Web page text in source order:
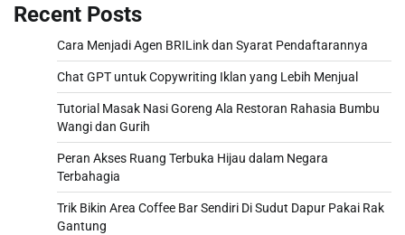
Recent Posts
Cara Menjadi Agen BRILink dan Syarat Pendaftarannya
Chat GPT untuk Copywriting Iklan yang Lebih Menjual
Tutorial Masak Nasi Goreng Ala Restoran Rahasia Bumbu
Wangi dan Gurih
Peran Akses Ruang Terbuka Hijau dalam Negara
Terbahagia
Trik Bikin Area Coffee Bar Sendiri Di Sudut Dapur Pakai Rak
Gantung